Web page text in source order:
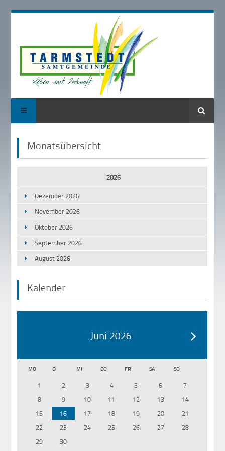
Suche
Monatsübersicht
2026
Dezember 2026
November 2026
Oktober 2026
September 2026
August 2026
Kalender
Juni 2026
MO DI MI DO FR SA SO
1 2 3 4 5 6
7
8
9 10 11 12 13
14
15
16 17 18 19 20
21
22
23 24 25 26 27
28
29
30